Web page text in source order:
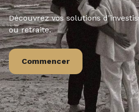
Découvrez vos solutions
ou retraite.
Commencer